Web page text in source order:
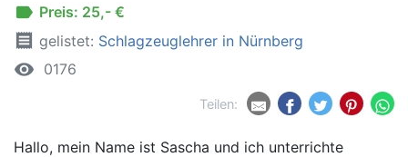
label Preis: 25,- €
receipt gelistet: Schlagzeuglehrer in Nürnberg
remove_red_eye 0176
Teilen:
Hallo, mein Name ist Sascha und ich unterrichte